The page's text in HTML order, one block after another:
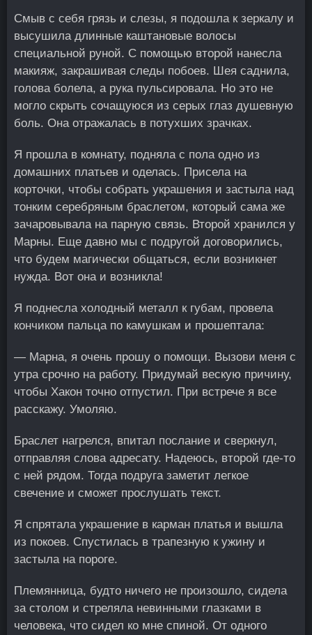
Смыв с себя грязь и слезы, я подошла к зеркалу и
высушила длинные каштановые волосы
специальной руной. С помощью второй нанесла
макияж, закрашивая следы побоев. Шея саднила,
голова болела, а рука пульсировала. Но это не
могло скрыть сочащуюся из серых глаз душевную
боль. Она отражалась в потухших зрачках.
Я прошла в комнату, подняла с пола одно из
домашних платьев и оделась. Присела на
корточки, чтобы собрать украшения и застыла над
тонким серебряным браслетом, который сама же
зачаровывала на парную связь. Второй хранился у
Марны. Еще давно мы с подругой договорились,
что будем магически общаться, если возникнет
нужда. Вот она и возникла!
Я поднесла холодный металл к губам, провела
кончиком пальца по камушкам и прошептала:
— Марна, я очень прошу о помощи. Вызови меня с
утра срочно на работу. Придумай вескую причину,
чтобы Хакон точно отпустил. При встрече я все
расскажу. Умоляю.
Браслет нагрелся, впитал послание и сверкнул,
отправляя слова адресату. Надеюсь, второй где-то
с ней рядом. Тогда подруга заметит легкое
свечение и сможет прослушать текст.
Я спрятала украшение в карман платья и вышла
из покоев. Спустилась в трапезную к ужину и
застыла на пороге.
Племянница, будто ничего не произошло, сидела
за столом и стреляла невинными глазками в
человека, что сидел ко мне спиной. От одного